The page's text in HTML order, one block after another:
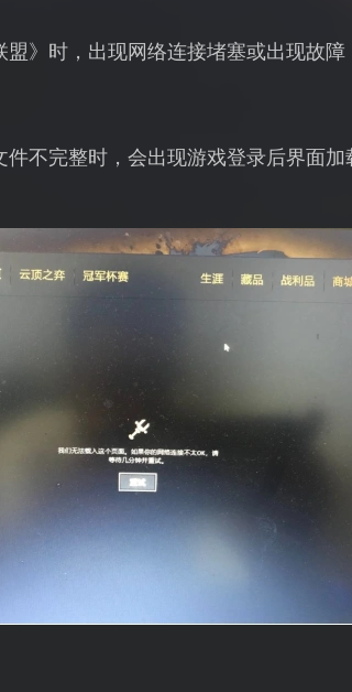
》时，出现网络连接堵塞或出现故障
不完整时，会出现游戏登录后界面加